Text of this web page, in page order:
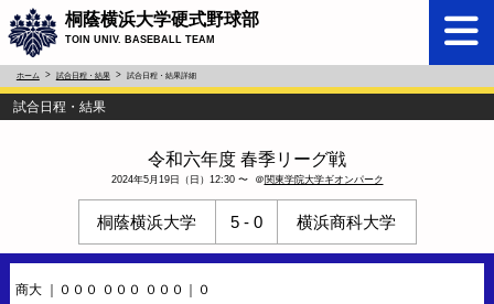
桐蔭横浜大学硬式野球部
TOIN UNIV. BASEBALL TEAM
ホーム 試合日程・結果 試合日程・結果詳細
試合日程・結果
令和六年度 春季リーグ戦
2024年5月19日（日）12:30 〜 ＠ 関東学院大学ギオンパーク
桐蔭横浜大学 5 - 0 横浜商科大学
商大 ｜０００ ０００ ０００｜０